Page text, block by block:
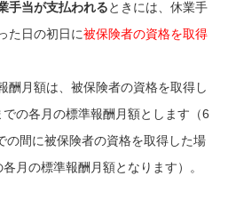
手当が支払われるときには、休業手
た日の初日に被保険者の資格を取得
酬月額は、被保険者の資格を取得し
での各月の標準報酬月額とします（6
の間に被保険者の資格を取得した場
月の標準報酬月額となります）。